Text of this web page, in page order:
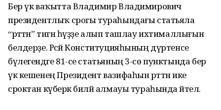
Бер үк ваҡытта Владимир Владимирович
президентлыҡ срогы тураһындағы статьяла
“рәттән” тигән һүҙҙе алып ташлау ихтималлығын
белдерҙе. Рәсәй Конституцияһының дүртенсе
бүлегендәге 81-се статьяның 3-сө пунктында бер
үк кешенең Президент вазифаһын рәттән ике
сроктан күберәк биләй алмауы тураһында әйтелә.